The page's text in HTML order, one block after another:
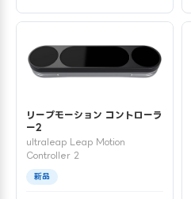
リープモーション コントローラ
ー2
ultraleap Leap Motion
Controller 2
新品